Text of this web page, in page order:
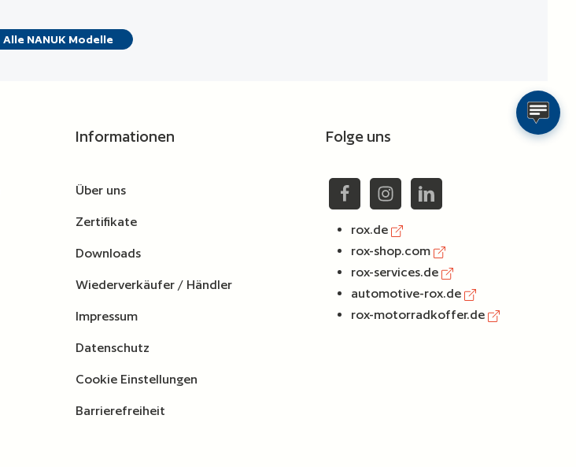
Alle NANUK Modelle
Informationen
Über uns
Zertifikate
Downloads
Wiederverkäufer / Händler
Impressum
Datenschutz
Cookie Einstellungen
Barrierefreiheit
Folge uns
rox.de
rox-shop.com
rox-services.de
automotive-rox.de
rox-motorradkoffer.de